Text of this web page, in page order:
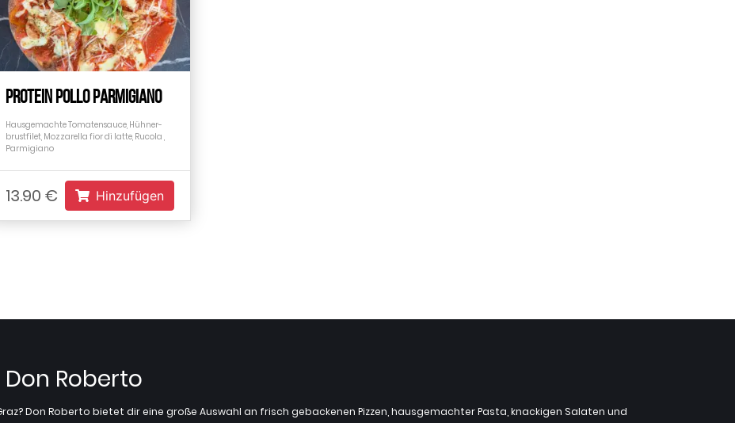
PROTEIN POLLO PARMIGIANO
Hausgemachte Tomatensauce, Hühner-
brustfilet, Mozzarella fior di latte, Rucola ,
Parmigiano
13.90 € Hinzufügen
Don Roberto
Don Roberto bietet dir eine große Auswahl an frisch gebackenen Pizzen, hausgemachter Pasta, knackigen Salaten und